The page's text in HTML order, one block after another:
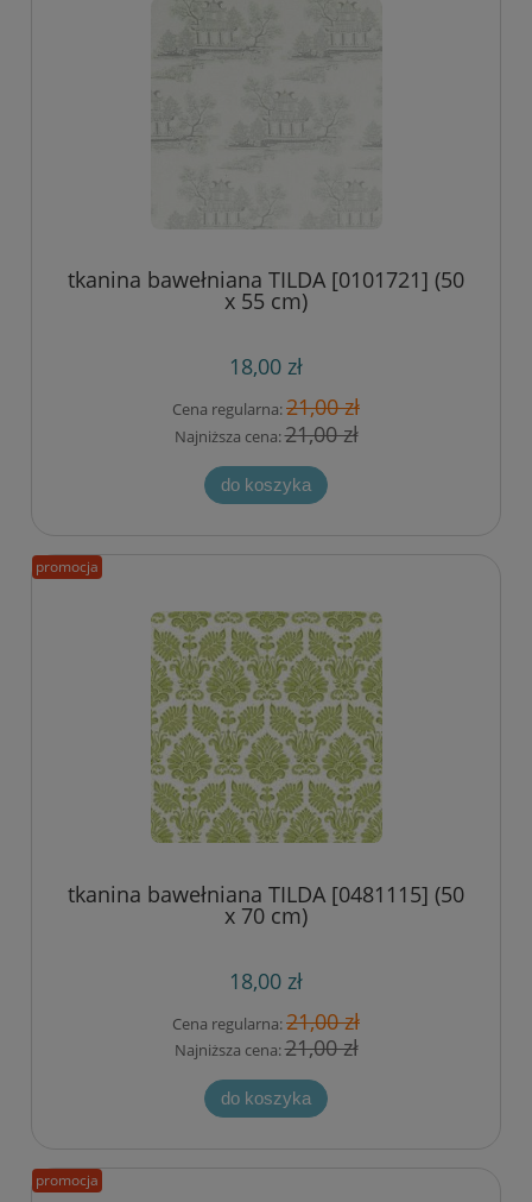
tkanina bawełniana TILDA [0101721] (50
x 55 cm)
18,00 zł
Cena regularna:21,00 zł
Najniższa cena:21,00 zł
do koszyka
tkanina bawełniana TILDA [0481115] (50
x 70 cm)
18,00 zł
Cena regularna:21,00 zł
Najniższa cena:21,00 zł
do koszyka
promocja
promocja